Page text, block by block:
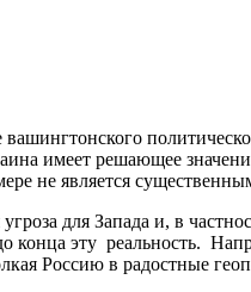
имеет решающее
не является
для Запада и, в
эту реальность.
Россию в радостные